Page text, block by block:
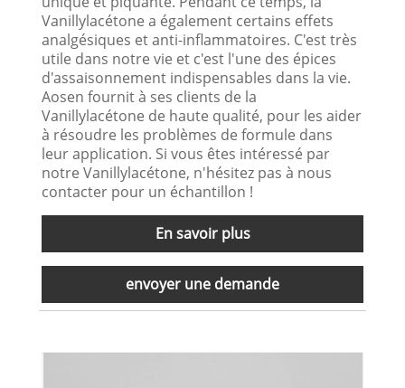
Vanillylacétone a également certains effets
analgésiques et anti-inflammatoires. C'est très
utile dans notre vie et c'est l'une des épices
d'assaisonnement indispensables dans la vie.
Aosen fournit à ses clients de la
Vanillylacétone de haute qualité, pour les aider
à résoudre les problèmes de formule dans
leur application. Si vous êtes intéressé par
notre Vanillylacétone, n'hésitez pas à nous
contacter pour un échantillon !
En savoir plus
envoyer une demande